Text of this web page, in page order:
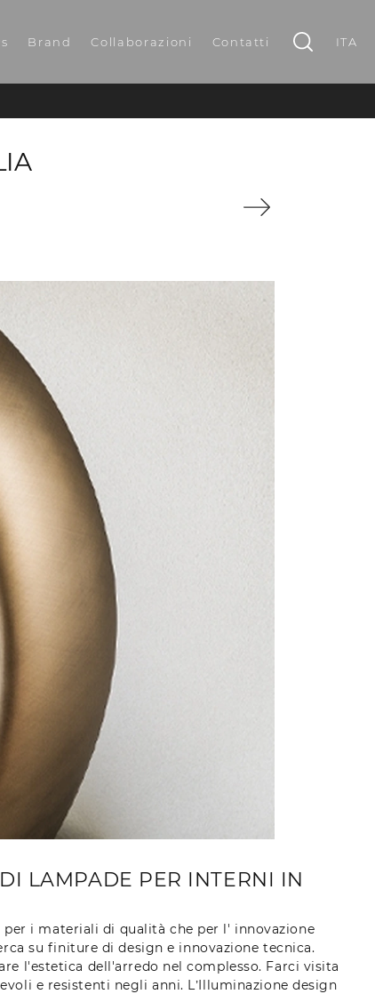
Brand Collaborazioni Contatti ITA
LAMPADE PER INTERNI IN
per i materiali di qualità che per l' innovazione
su finiture di design e innovazione tecnica.
l'estetica dell'arredo nel complesso. Farci visita
e resistenti negli anni. L’Illuminazione design